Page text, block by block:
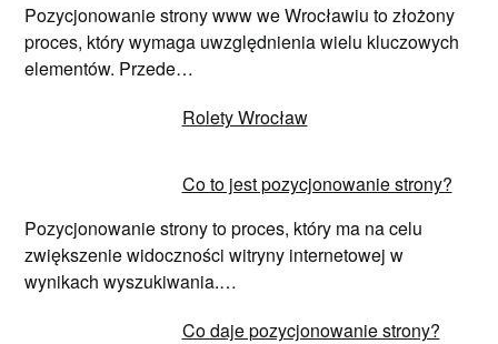
Pozycjonowanie strony www we Wrocławiu to złożony
proces, który wymaga uwzględnienia wielu kluczowych
elementów. Przede…
Rolety Wrocław
Co to jest pozycjonowanie strony?
Pozycjonowanie strony to proces, który ma na celu
zwiększenie widoczności witryny internetowej w
wynikach wyszukiwania.…
Co daje pozycjonowanie strony?